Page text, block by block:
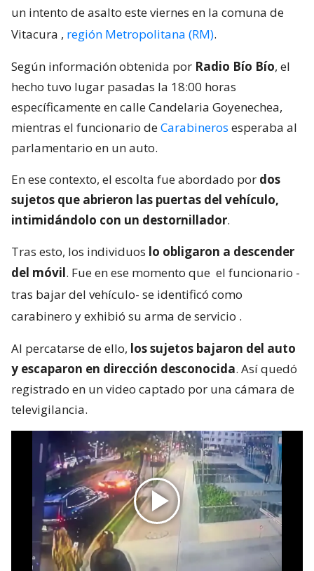
un intento de asalto este viernes en la comuna de
Vitacura , región Metropolitana (RM).
Según información obtenida por Radio Bío Bío, el
hecho tuvo lugar pasadas la 18:00 horas
específicamente en calle Candelaria Goyenechea,
mientras el funcionario deCarabineros esperaba al
parlamentario en un auto.
En ese contexto, el escolta fue abordado por dos
sujetos que abrieron las puertas del vehículo,
intimidándolo con un destornillador.
Tras esto, los individuos lo obligaron a descender
del móvil. Fue en ese momento que el funcionario -
tras bajar del vehículo- se identificó como
carabinero y exhibió su arma de servicio .
Al percatarse de ello, los sujetos bajaron del auto
y escaparon en dirección desconocida. Así quedó
registrado en un video captado por una cámara de
televigilancia.